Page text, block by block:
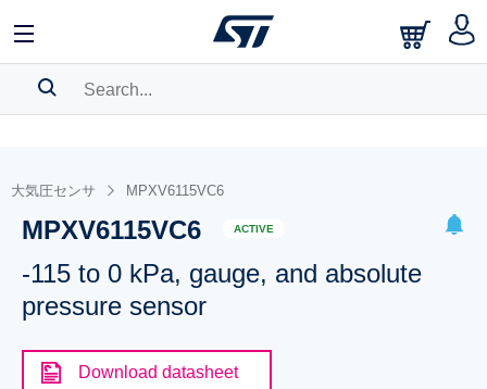
BOOKMARK
Pleaselog into show your saved searches.
大気圧センサ MPXV6115VC6
MPXV6115VC6 ACTIVE
-115 to 0 kPa, gauge, and absolute
pressure sensor
Download datasheet